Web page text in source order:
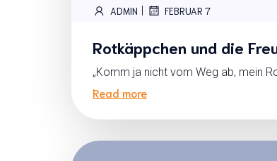
ADMIN | FEBRUAR 7
Rotkäppchen und die
„Komm ja nicht vom Weg ab, mein
Read more